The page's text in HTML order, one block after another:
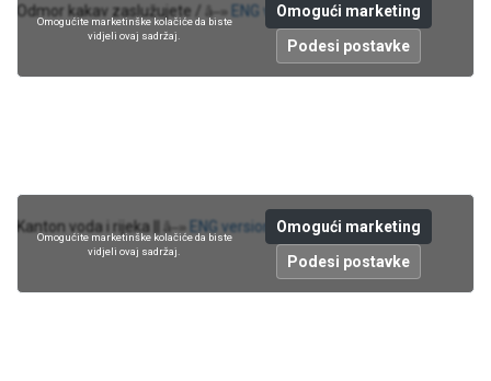
Omogućite marketinške kolačiće da biste
vidjeli ovaj sadržaj.
Omogući marketing
Podesi postavke
Odmor kakav zaslužujete / â–» ENG version
Omogućite marketinške kolačiće da biste
vidjeli ovaj sadržaj.
Omogući marketing
Podesi postavke
Kanton voda i rijeka || â–» ENG version